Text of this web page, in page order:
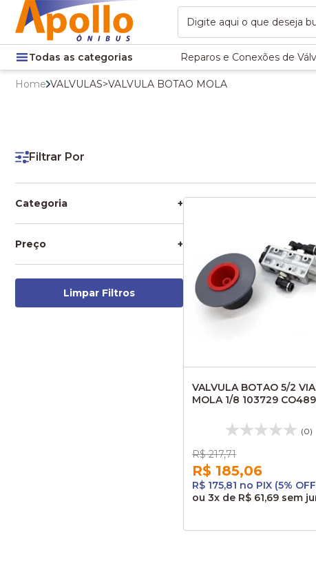
Todas as categorias Reparos e Conexões de
Home VALVULAS>VALVULA BOTAO MOLA
Filtrar Por
Categoria
+
Preço +
Limpar Filtros
VALVULA BOTAO 5/2
MOLA 1/8 103729
(0)
R$ 217,71
R$ 185,06
R$ 175,81 no PIX (5%
ou 3x de R$ 61,69 sem